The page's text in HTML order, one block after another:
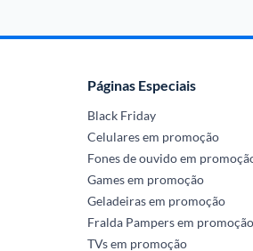
Páginas Especiais
Black Friday
Celulares em promoção
Fones de ouvido em
Games em promoção
Geladeiras em promoção
Fralda Pampers em promoção
TVs em promoção